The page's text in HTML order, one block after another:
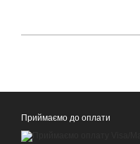
Приймаємо до оплати